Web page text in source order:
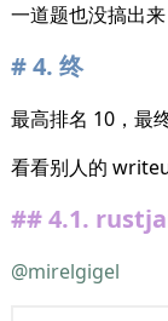
一道题也没搞出来
4. 终
最高排名 10，最
看看别人的
4.1.
@mirelgigel